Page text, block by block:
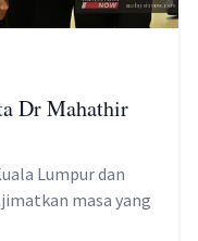
Dr Mahathir
Lumpur dan
masa yang